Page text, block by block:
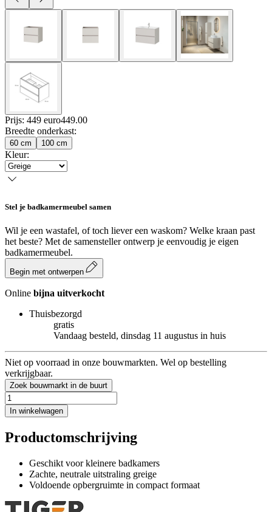
Prijs: 449 euro449.00
Breedte onderkast:
60 cm 100 cm
Kleur:
Stel je badkamermeubel samen
Wil je een wastafel, of toch liever een waskom? Welke kraan past
het beste? Met de samensteller ontwerp je eenvoudig je eigen
badkamermeubel.
Begin met ontwerpen
Online bijna uitverkocht
Thuisbezorgd
gratis
Vandaag besteld, dinsdag 11 augustus in huis
Niet op voorraad in onze bouwmarkten. Wel op bestelling
verkrijgbaar.
Zoek bouwmarkt in de buurt
In winkelwagen
Productomschrijving
Geschikt voor kleinere badkamers
Zachte, neutrale uitstraling greige
Voldoende opbergruimte in compact formaat